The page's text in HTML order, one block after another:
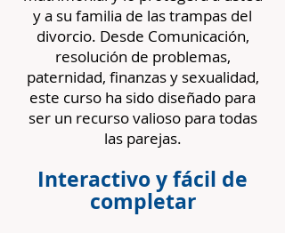
y a su familia de las trampas del
divorcio. Desde Comunicación,
resolución de problemas,
paternidad, finanzas y sexualidad,
este curso ha sido diseñado para
ser un recurso valioso para todas
las parejas.
Interactivo y fácil de
completar